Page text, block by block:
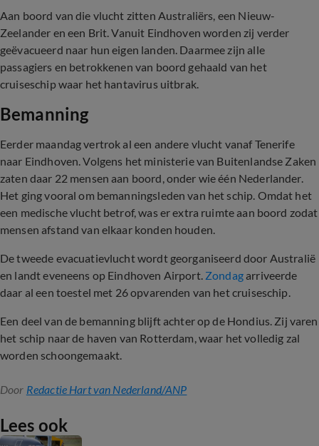
Aan boord van die vlucht zitten Australiërs, een Nieuw-
Zeelander en een Brit. Vanuit Eindhoven worden zij verder
geëvacueerd naar hun eigen landen. Daarmee zijn alle
passagiers en betrokkenen van boord gehaald van het
cruiseschip waar het hantavirus uitbrak.
Bemanning
Eerder maandag vertrok al een andere vlucht vanaf Tenerife
naar Eindhoven. Volgens het ministerie van Buitenlandse Zaken
zaten daar 22 mensen aan boord, onder wie één Nederlander.
Het ging vooral om bemanningsleden van het schip. Omdat het
een medische vlucht betrof, was er extra ruimte aan boord zodat
mensen afstand van elkaar konden houden.
De tweede evacuatievlucht wordt georganiseerd door Australië
en landt eveneens op Eindhoven Airport. Zondag arriveerde
daar al een toestel met 26 opvarenden van het cruiseschip.
Een deel van de bemanning blijft achter op de Hondius. Zij varen
het schip naar de haven van Rotterdam, waar het volledig zal
worden schoongemaakt.
Door Redactie Hart van Nederland/ANP
Lees ook